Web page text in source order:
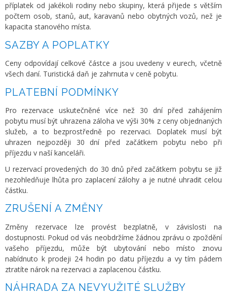
příplatek od jakékoli rodiny nebo skupiny, která přijede s větším
počtem osob, stanů, aut, karavanů nebo obytných vozů, než je
kapacita stanového místa.
SAZBY A POPLATKY
Ceny odpovídají celkové částce a jsou uvedeny v eurech, včetně
všech daní. Turistická daň je zahrnuta v ceně pobytu.
PLATEBNÍ PODMÍNKY
Pro rezervace uskutečněné více než 30 dní před zahájením
pobytu musí být uhrazena záloha ve výši 30% z ceny objednaných
služeb, a to bezprostředně po rezervaci. Doplatek musí být
uhrazen nejpozději 30 dní před začátkem pobytu nebo při
příjezdu v naší kanceláři.
U rezervací provedených do 30 dnů před začátkem pobytu se již
nezohledňuje lhůta pro zaplacení zálohy a je nutné uhradit celou
částku.
ZRUŠENÍ A ZMĚNY
Změny rezervace lze provést bezplatně, v závislosti na
dostupnosti. Pokud od vás neobdržíme žádnou zprávu o zpoždění
vašeho příjezdu, může být ubytování nebo místo znovu
nabídnuto k prodeji 24 hodin po datu příjezdu a vy tím pádem
ztratíte nárok na rezervaci a zaplacenou částku.
NÁHRADA ZA NEVYUŽITÉ SLUŽBY